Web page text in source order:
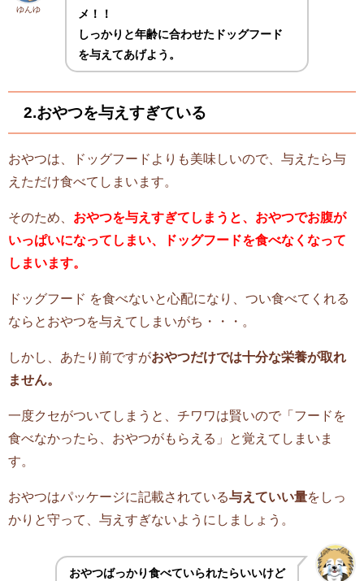
ゆんゆ
メ！！
しっかりと年齢に合わせたドッグフード
を与えてあげよう。
2.おやつを与えすぎている
おやつは、ドッグフードよりも美味しいので、与えたら与
えただけ食べてしまいます。
そのため、 おやつを与えすぎてしまうと、おやつでお腹が
いっぱいになってしまい、ドッグフードを食べなくなって
しまいます。
ドッグフード を食べないと心配になり、つい食べてくれる
ならとおやつを与えてしまいがち・・・。
しかし、あたり前ですがおやつだけでは十分な栄養が取れ
ません。
一度クセがついてしまうと、チワワは賢いので「フードを
食べなかったら、おやつがもらえる」と覚えてしまいま
す。
おやつはパッケージに記載されている与えていい量をしっ
かりと守って、与えすぎないようにしましょう。
おやつばっかり食べていられたらいいけど